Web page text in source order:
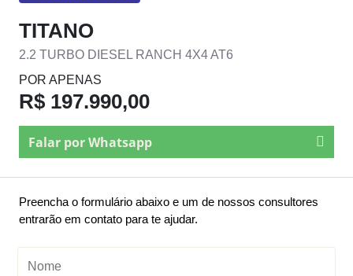
TITANO
2.2 TURBO DIESEL RANCH 4X4 AT6
POR APENAS
R$ 197.990,00
Falar por Whatsapp
Preencha o formulário abaixo e um de nossos consultores
entrarão em contato para te ajudar.